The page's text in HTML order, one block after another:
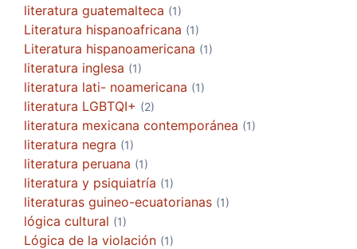
literatura guatemalteca (1)
Literatura hispanoafricana (1)
Literatura hispanoamericana (1)
literatura inglesa (1)
literatura lati- noamericana (1)
literatura LGBTQI+ (2)
literatura mexicana contemporánea (1)
literatura negra (1)
literatura peruana (1)
literatura y psiquiatría (1)
literaturas guineo-ecuatorianas (1)
lógica cultural (1)
Lógica de la violación (1)